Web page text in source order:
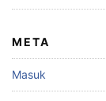
META
Masuk